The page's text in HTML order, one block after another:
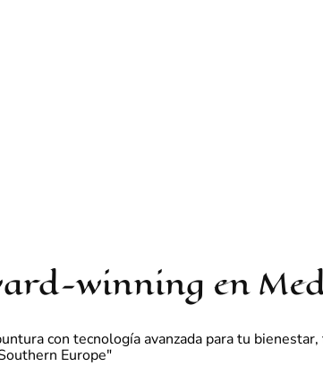
winning en
con tecnología avanzada para tu
Europe"